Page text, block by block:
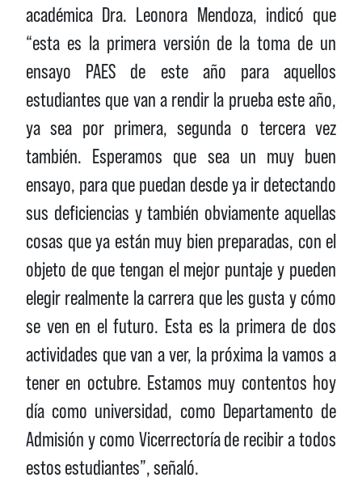
académica Dra. Leonora Mendoza, indicó que
“esta es la primera versión de la toma de un
ensayo PAES de este año para aquellos
estudiantes que van a rendir la prueba este año,
ya sea por primera, segunda o tercera vez
también. Esperamos que sea un muy buen
ensayo, para que puedan desde ya ir detectando
sus deficiencias y también obviamente aquellas
cosas que ya están muy bien preparadas, con el
objeto de que tengan el mejor puntaje y pueden
elegir realmente la carrera que les gusta y cómo
se ven en el futuro. Esta es la primera de dos
actividades que van a ver, la próxima la vamos a
tener en octubre. Estamos muy contentos hoy
día como universidad, como Departamento de
Admisión y como Vicerrectoría de recibir a todos
estos estudiantes”, señaló.